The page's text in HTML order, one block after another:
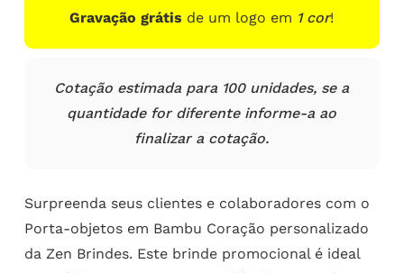
Gravação grátis de um logo em 1 cor!
Cotação estimada para 100 unidades, se a
quantidade for diferente informe-a ao
finalizar a cotação.
Surpreenda seus clientes e colaboradores com o
Porta-objetos em Bambu Coração personalizado
da Zen Brindes. Este brinde promocional é ideal